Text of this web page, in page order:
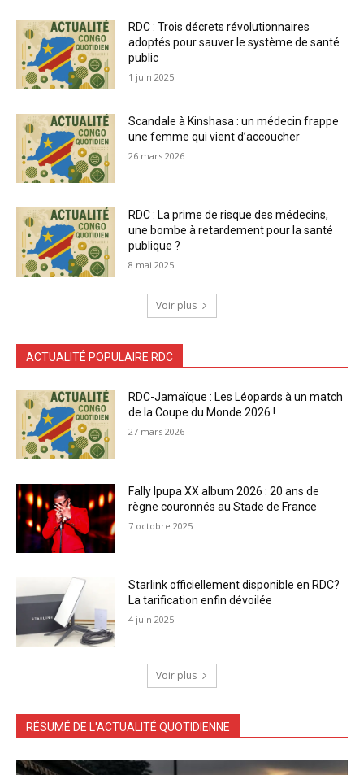
RDC : Trois décrets révolutionnaires
adoptés pour sauver le système de santé
public
1 juin 2025
Scandale à Kinshasa : un médecin frappe
une femme qui vient d’accoucher
26 mars 2026
RDC : La prime de risque des médecins,
une bombe à retardement pour la santé
publique ?
8 mai 2025
Voir plus
ACTUALITÉ POPULAIRE RDC
RDC-Jamaïque : Les Léopards à un match
de la Coupe du Monde 2026 !
27 mars 2026
Fally Ipupa XX album 2026 : 20 ans de
règne couronnés au Stade de France
7 octobre 2025
Starlink officiellement disponible en RDC?
La tarification enfin dévoilée
4 juin 2025
Voir plus
RÉSUMÉ DE L'ACTUALITÉ QUOTIDIENNE